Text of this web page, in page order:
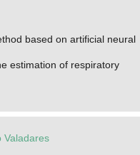
based on artificial neural
estimation of respiratory
Valadares